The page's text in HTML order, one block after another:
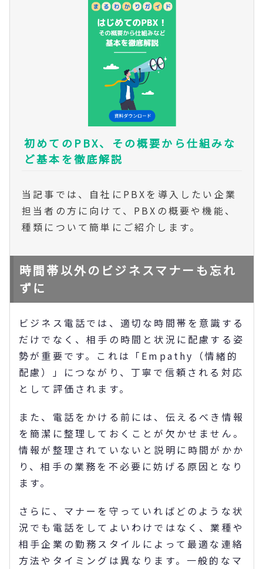
初めてのPBX、その概要から仕組みな
ど基本を徹底解説
当記事では、自社にPBXを導入したい企業
担当者の方に向けて、PBXの概要や機能、
種類について簡単にご紹介します。
時間帯以外のビジネスマナーも忘れ
ずに
ビジネス電話では、適切な時間帯を意識する
だけでなく、相手の時間と状況に配慮する姿
勢が重要です。これは「Empathy（情緒的
配慮）」につながり、丁寧で信頼される対応
として評価されます。
また、電話をかける前には、伝えるべき情報
を簡潔に整理しておくことが欠かせません。
情報が整理されていないと説明に時間がかか
り、相手の業務を不必要に妨げる原因となり
ます。
さらに、マナーを守っていればどのような状
況でも電話をしてよいわけではなく、業種や
相手企業の勤務スタイルによって最適な連絡
方法やタイミングは異なります。一般的なマ